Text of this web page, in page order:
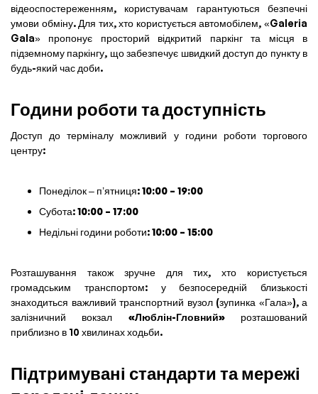
відеоспостереженням, користувачам гарантуються безпечні
умови обміну. Для тих, хто користується автомобілем, «Galeria
Gala» пропонує просторий відкритий паркінг та місця в
підземному паркінгу, що забезпечує швидкий доступ до пункту в
будь-який час доби.
Години роботи та доступність
Доступ до терміналу можливий у години роботи торгового
центру:
Понеділок – п’ятниця:10:00 – 19:00
Субота:10:00 – 17:00
Недільні години роботи:10:00 – 15:00
Розташування також зручне для тих, хто користується
громадським транспортом: у безпосередній близькості
знаходиться важливий транспортний вузол (зупинка «Гала»), а
залізничний вокзал «Люблін-Гловний»розташований
приблизно в 10 хвилинах ходьби.
Підтримувані стандарти та мережі